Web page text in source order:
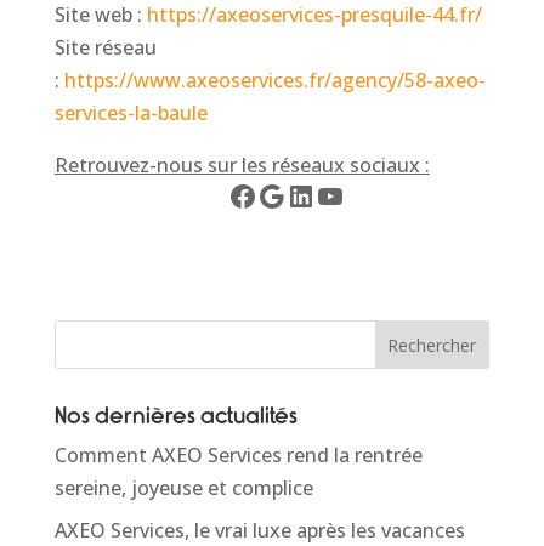
Site web : https://axeoservices-presquile-44.fr/
Site réseau
: https://www.axeoservices.fr/agency/58-axeo-
services-la-baule
Retrouvez-nous sur les réseaux sociaux :
Facebook
Google
LinkedIn
YouTube
Rechercher
Nos dernières actualités
Comment AXEO Services rend la rentrée
sereine, joyeuse et complice
AXEO Services, le vrai luxe après les vacances